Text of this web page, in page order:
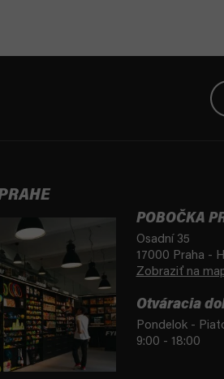
POBOČKA
Osadní 35
17000 Praha -
Zobraziť na
Otváracia
Pondelok -
9:00 - 18:00